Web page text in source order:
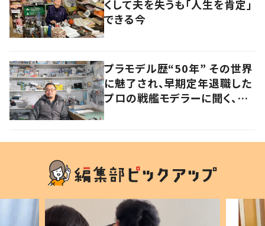
くして夫を失うも「人生を肯定」
できる今
プラモデル歴“50年” その世界
に魅了され、早期定年退職した
プロの戦艦モデラーに聞く、充